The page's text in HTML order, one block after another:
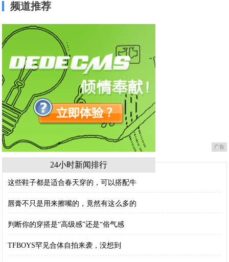
频道推荐
广告
24小时新闻排行
这些鞋子都是适合春天穿的，可以搭配牛
唇膏不只是用来擦嘴的，竟然有这么多的
判断你的穿搭是“高级感”还是“俗气感
TFBOYS罕见合体自拍来袭，没想到